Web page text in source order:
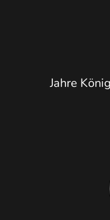
Jahre